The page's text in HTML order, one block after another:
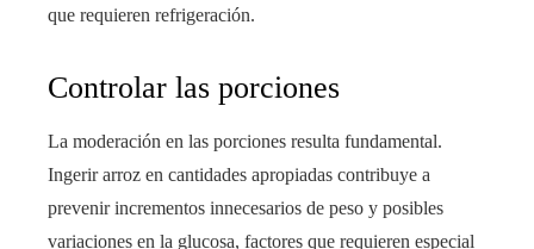
que requieren refrigeración.
Controlar las porciones
La moderación en las porciones resulta fundamental.
Ingerir arroz en cantidades apropiadas contribuye a
prevenir incrementos innecesarios de peso y posibles
variaciones en la glucosa, factores que requieren especial